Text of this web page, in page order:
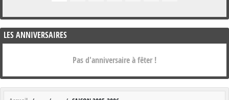
LES ANNIVERSAIRES
Pas d'anniversaire à fêter !